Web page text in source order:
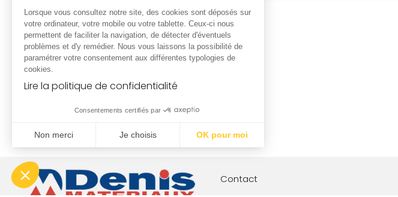
Contact
Lorsque vous consultez notre site, des cookies sont déposés sur
votre ordinateur, votre mobile ou votre tablette. Ceux-ci nous
permettent de faciliter la navigation, de détecter d'éventuels
problèmes et d'y remédier. Nous vous laissons la possibilité de
paramétrer votre consentement aux différentes typologies de
cookies.
Lire la politique de confidentialité
Consentements certifiés par
Non merci Je choisis OK pour moi
Notre plateforme vous permet d'adapter et de gérer vos paramètres de confidentialité,